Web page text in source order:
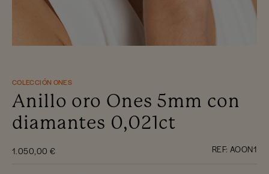
COLECCIÓN ONES
Anillo oro Ones 5mm con
diamantes 0,021ct
1.050,00 € REF: AOON1